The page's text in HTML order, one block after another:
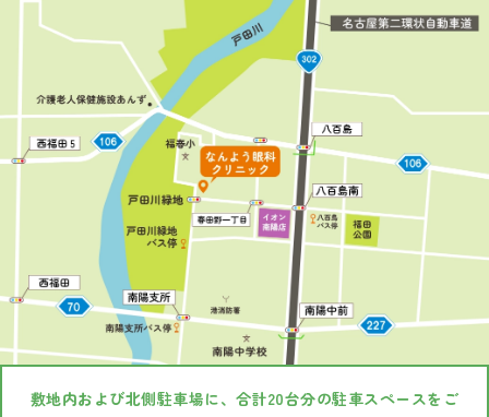
敷地内および北側駐車場に、合計20台分の駐車スペースをご